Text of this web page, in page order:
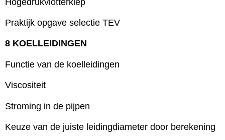
Praktijk opgave selectie TEV
8 KOELLEIDINGEN
Functie van de koelleidingen
Viscositeit
Stroming in de pijpen
Keuze van de juiste leidingdiameter door berekening